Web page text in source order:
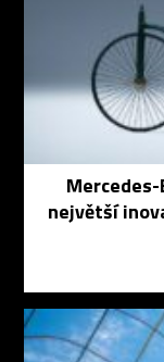
největší